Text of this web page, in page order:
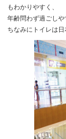
もわかりやすく、
年齢問わず過ごしや
ちなみにトイレは